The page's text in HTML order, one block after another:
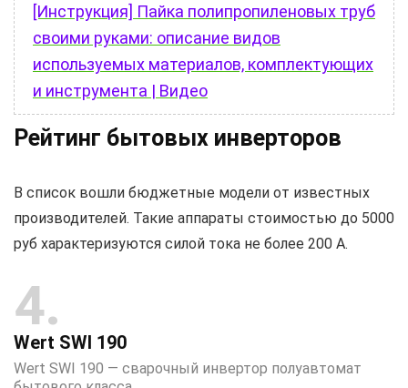
[Инструкция] Пайка полипропиленовых труб
своими руками: описание видов
используемых материалов, комплектующих
и инструмента | Видео
Рейтинг бытовых инверторов
В список вошли бюджетные модели от известных
производителей. Такие аппараты стоимостью до 5000
руб характеризуются силой тока не более 200 А.
4
Wert SWI 190
Wert SWI 190 — сварочный инвертор полуавтомат